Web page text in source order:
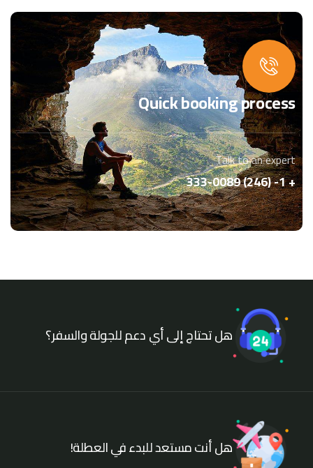
Quick booking process
Talk to an expert
+ 1- (246) 333-0089
هل تحتاج إلى أي دعم للجولة والسفر؟
هل أنت مستعد للبدء في العطلة!